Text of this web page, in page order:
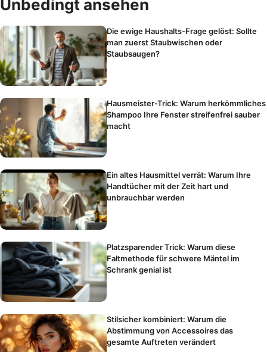
Unbedingt ansehen
Die ewige Haushalts-Frage gelöst: Sollte
man zuerst Staubwischen oder
Staubsaugen?
Hausmeister-Trick: Warum herkömmliches
Shampoo Ihre Fenster streifenfrei sauber
macht
Ein altes Hausmittel verrät: Warum Ihre
Handtücher mit der Zeit hart und
unbrauchbar werden
Platzsparender Trick: Warum diese
Faltmethode für schwere Mäntel im
Schrank genial ist
Stilsicher kombiniert: Warum die
Abstimmung von Accessoires das
gesamte Auftreten verändert